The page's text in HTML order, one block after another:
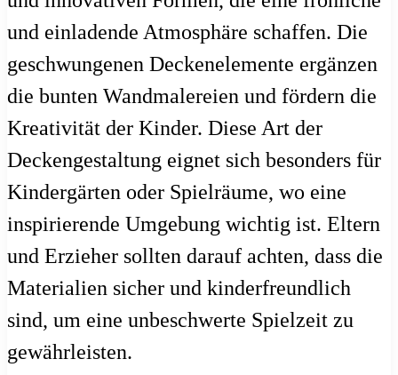
und einladende Atmosphäre schaffen. Die
geschwungenen Deckenelemente ergänzen
die bunten Wandmalereien und fördern die
Kreativität der Kinder. Diese Art der
Deckengestaltung eignet sich besonders für
Kindergärten oder Spielräume, wo eine
inspirierende Umgebung wichtig ist. Eltern
und Erzieher sollten darauf achten, dass die
Materialien sicher und kinderfreundlich
sind, um eine unbeschwerte Spielzeit zu
gewährleisten.